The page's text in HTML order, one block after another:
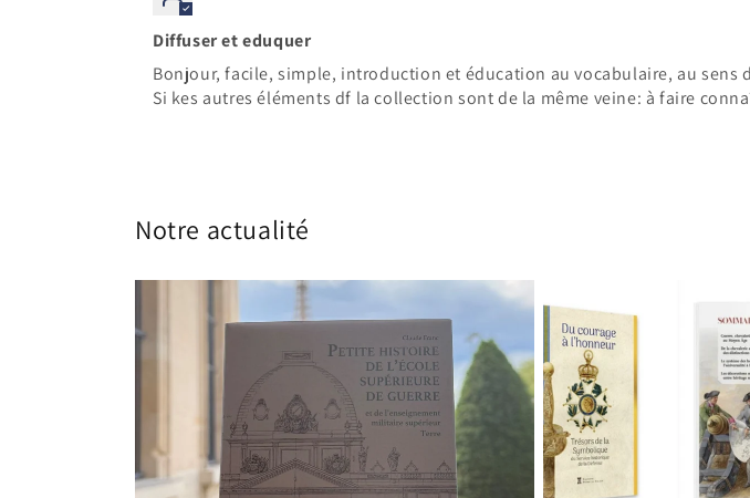
Diffuser et eduquer
Bonjour, facile, simple, introduction et éducation au vocabulaire, au
Si kes autres éléments df la collection sont de la même veine: à faire
Notre actualité